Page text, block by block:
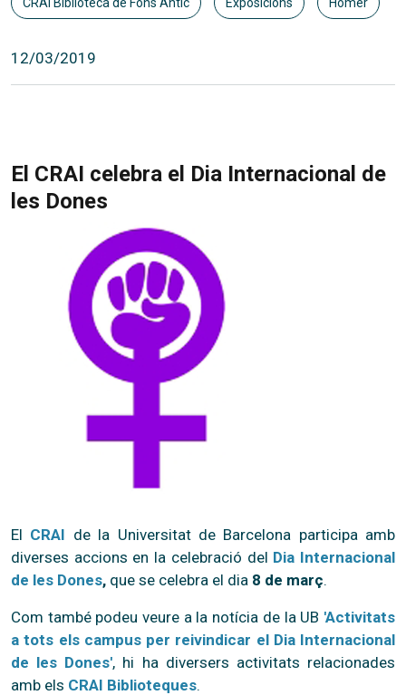
12/03/2019
El CRAI celebra el Dia Internacional de
les Dones
El CRAI de la Universitat de Barcelona participa amb
diverses accions en la celebració del Dia Internacional
de les Dones, que se celebra el dia 8 de març.
Com també podeu veure a la notícia de la UB 'Activitats
a tots els campus per reivindicar el Dia Internacional
de les Dones', hi ha diversers activitats relacionades
amb els CRAI Biblioteques.